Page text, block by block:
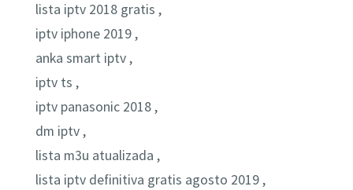
lista iptv 2018 gratis ,
iptv iphone 2019 ,
anka smart iptv ,
iptv ts ,
iptv panasonic 2018 ,
dm iptv ,
lista m3u atualizada ,
lista iptv definitiva gratis agosto 2019 ,